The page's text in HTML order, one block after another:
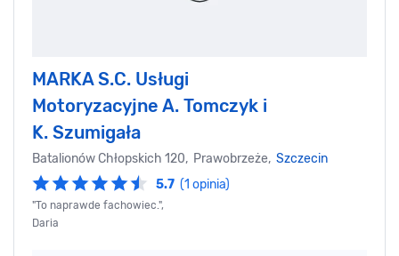
MARKA S.C. Usługi
Motoryzacyjne A. Tomczyk i
K. Szumigała
Batalionów Chłopskich 120, Prawobrzeże, Szczecin
5.7 (1 opinia)
"To naprawde fachowiec.",
Daria